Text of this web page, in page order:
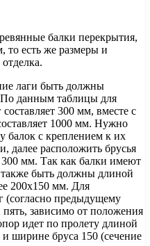
балки перекрытия,
есть же размеры и
лаги быть должны
данным таблицы для
300 мм, вместе с
1000 мм. Нужно
балок с креплением к их
далее расположить брусья
мм. Так как балки имеют
быть должны длиной
200х150 мм. Для
(согласно предыдущему
пять, зависимо от положения
идет по пролету длиной
ширине бруса 150 (сечение